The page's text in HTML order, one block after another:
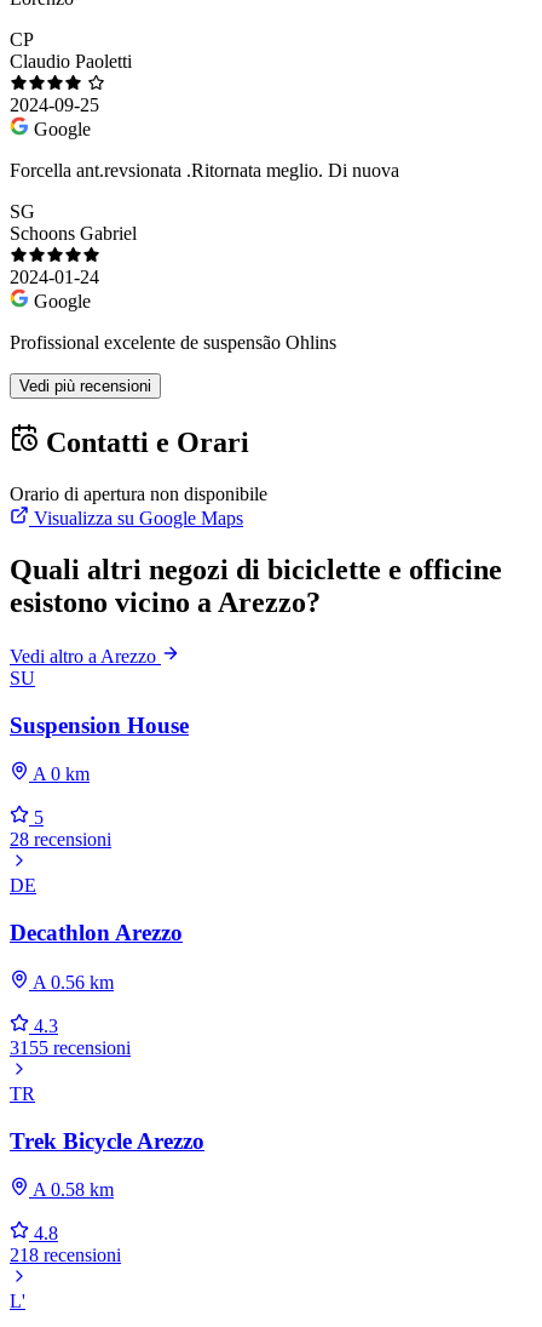
CP
Claudio Paoletti
2024-09-25
Google
Forcella ant.revsionata .Ritornata meglio. Di nuova
SG
Schoons Gabriel
2024-01-24
Google
Profissional excelente de suspensão Ohlins
Vedi più recensioni
Contatti e Orari
Orario di apertura non disponibile
Visualizza su Google Maps
Quali altri negozi di biciclette e officine
esistono vicino a Arezzo?
Vedi altro a Arezzo
SU
Suspension House
A 0 km
5
28 recensioni
DE
Decathlon Arezzo
A 0.56 km
4.3
3155 recensioni
TR
Trek Bicycle Arezzo
A 0.58 km
4.8
218 recensioni
L'